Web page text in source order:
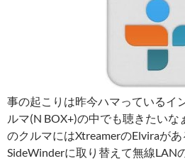
事の起こりは昨今ハマっているイ
ルマ(N BOX+)の中でも聴きたい
のクルマにはXtreamerのElviraが
SideWinderに取り替えて無線LAN